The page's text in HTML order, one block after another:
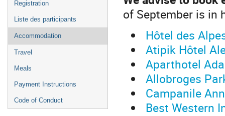
Registration
Liste des participants
Accommodation
Travel
Meals
Payment Instructions
Code of Conduct
of September is in
Hôtel des
Atipik Hôtel
Aparthotel
Allobroges
Campanile
Best Western